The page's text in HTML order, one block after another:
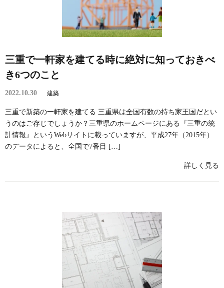
三重で一軒家を建てる時に絶対に知っておきべ
き6つのこと
2022.10.30 建築
三重で新築の一軒家を建てる 三重県は全国有数の持ち家王国だとい
うのはご存じでしょうか？三重県のホームページにある『三重の統
計情報』というWebサイトに載っていますが、平成27年（2015年）
のデータによると、全国で7番目 […]
詳しく見る